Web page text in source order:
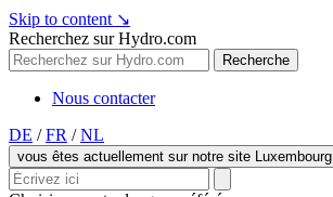
Skip to content ↘
Recherchez sur Hydro.com
Recherche
Nous contacter
DE / FR / NL
vous êtes actuellement sur notre site Luxembourg